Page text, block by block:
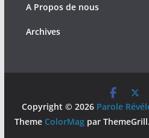
A Propos de nous
Archives
Copyright © 2026 Parole
Theme ColorMag par